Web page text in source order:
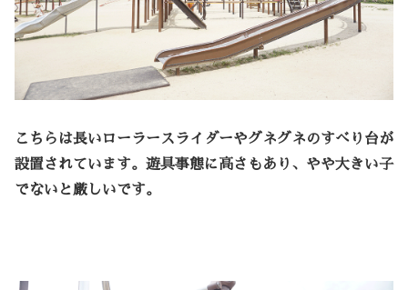
こちらは長いローラースライダーやグネグネのすべり台が
設置されています。遊具事態に高さもあり、やや大きい子
でないと厳しいです。